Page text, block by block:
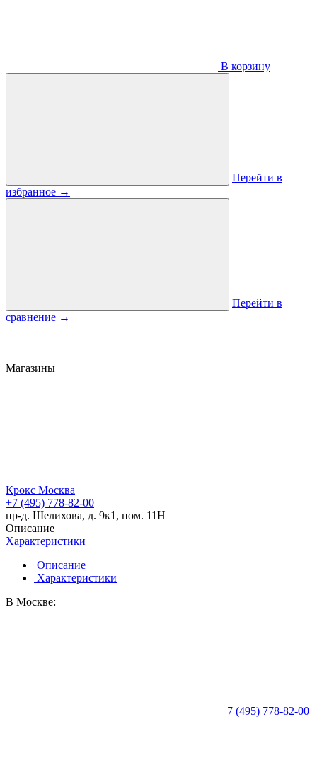
В корзину
Перейти в
избранное →
Перейти в
сравнение →
Магазины
Крокс Москва
+7 (495) 778-82-00
пр-д. Шелихова, д. 9к1, пом. 11Н
Описание
Характеристики
Описание
Характеристики
В Москве:
+7 (495) 778-82-00